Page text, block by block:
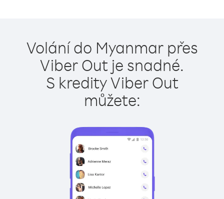
Volání do Myanmar přes
Viber Out je snadné.
S kredity Viber Out
můžete: